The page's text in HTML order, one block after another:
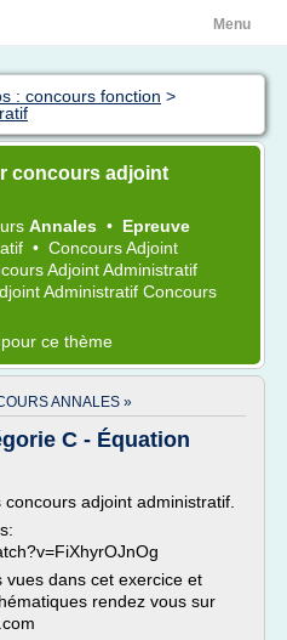
Menu
: concours fonction >
concours adjoint
Annales • Epreuve
• Concours Adjoint
Adjoint Administratif
Administratif Concours
pour ce thème
ANNALES »
C - Équation
adjoint administratif.
dans cet exercice et
rendez vous sur